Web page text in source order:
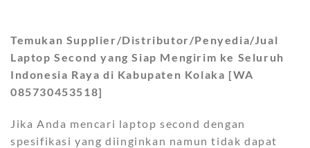
Temukan Supplier/Distributor/Penyedia/Jual
Laptop Second yang Siap Mengirim ke Seluruh
Indonesia Raya di Kabupaten Kolaka [WA
085730453518]
Jika Anda mencari laptop second dengan
spesifikasi yang diinginkan namun tidak dapat